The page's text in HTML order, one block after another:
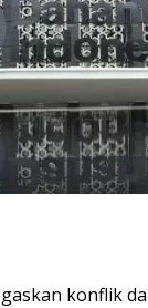
konflik